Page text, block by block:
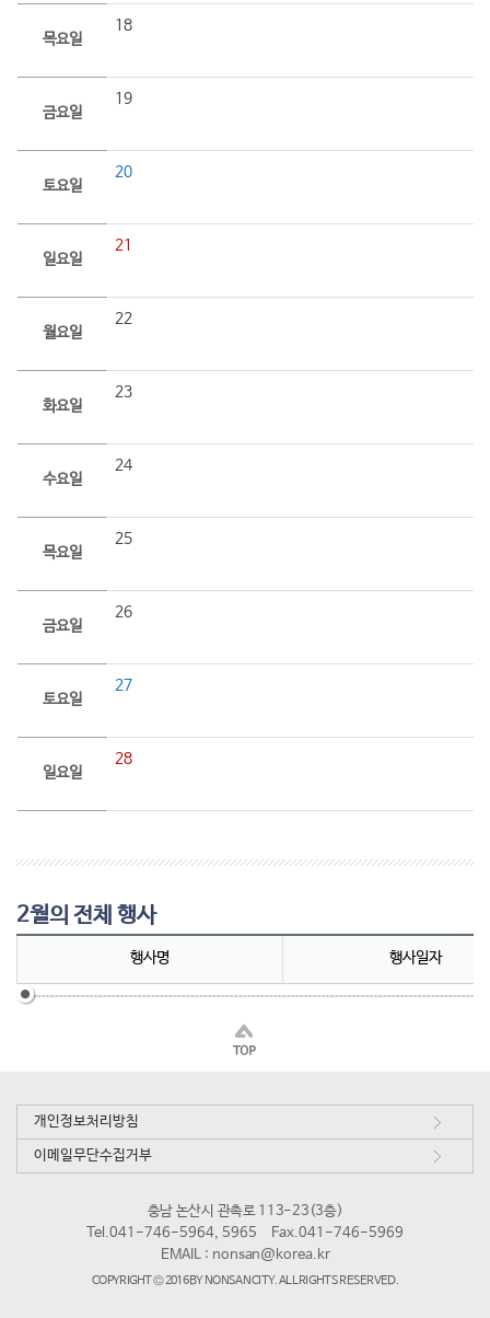
목요일
18
금요일
19
토요일
20
일요일
21
월요일
22
화요일
23
수요일
24
목요일
25
금요일
26
토요일
27
일요일
28
2월의 전체 행사
행사명 행사일자
개인정보처리방침
이메일무단수집거부
충남 논산시 관촉로 113-23(3층)
Tel.041-746-5964, 5965
Fax.041-746-5969
EMAIL : nonsan@korea.kr
COPYRIGHT © 2016 BY NONSAN CITY. ALL RIGHTS RESERVED.